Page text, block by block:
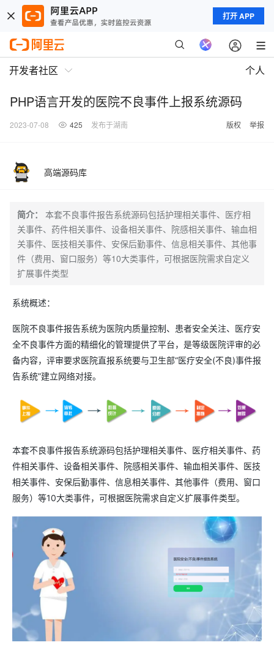
打开 APP
开发者社区 个人
PHP语言开发的医院不良事件上报系统源码
2023-07-08 425 发布于湖南 版权 举报
高端源码库
简介：
本套不良事件报告系统源码包括护理相关事件、医疗相
关事件、药件相关事件、设备相关事件、院感相关事件、输血相
关事件、医技相关事件、安保后勤事件、信息相关事件、其他事
件（费用、窗口服务）等10大类事件，可根据医院需求自定义
扩展事件类型
系统概述：
医院不良事件报告系统为医院内质量控制、患者安全关注、医疗安
全不良事件方面的精细化的管理提供了平台，是等级医院评审的必
备内容，评审要求医院直报系统要与卫生部“医疗安全(不良)事件报
告系统”建立网络对接。
本套不良事件报告系统源码包括护理相关事件、医疗相关事件、药
件相关事件、设备相关事件、院感相关事件、输血相关事件、医技
相关事件、安保后勤事件、信息相关事件、其他事件（费用、窗口
服务）等10大类事件，可根据医院需求自定义扩展事件类型。